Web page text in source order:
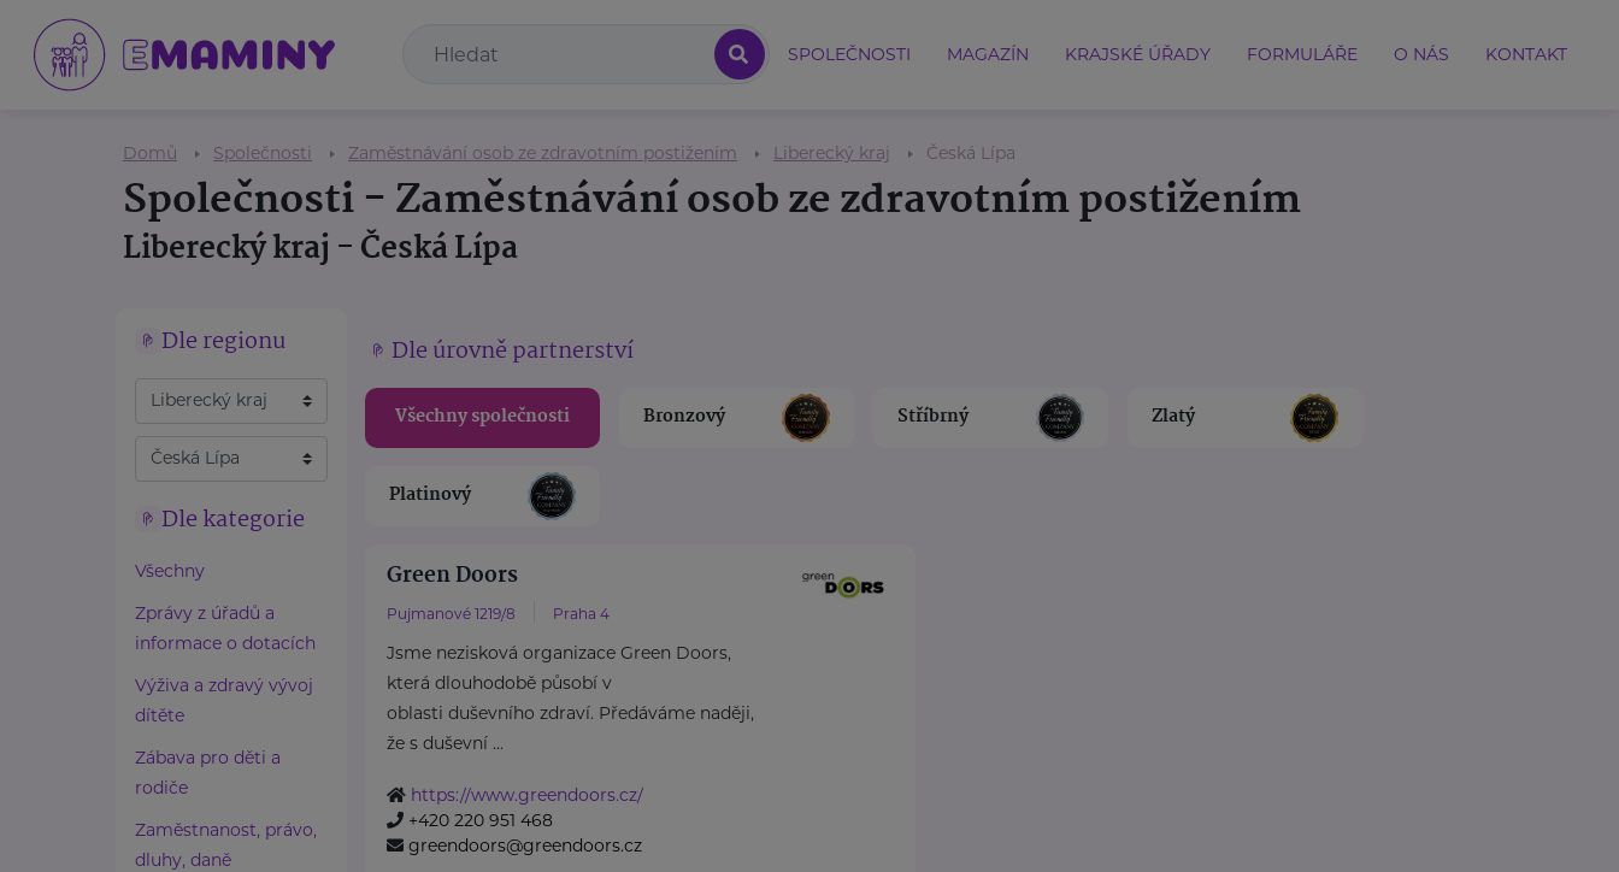
SPOLEČNOSTI MAGAZÍN KRAJSKÉ ÚŘADY FORMULÁŘE O NÁS KONTAKT
Domů Společnosti Zaměstnávání osob ze zdravotním postižením Liberecký kraj Česká Lípa
Společnosti - Zaměstnávání osob ze zdravotním postižením
Liberecký kraj - Česká Lípa
Dle regionu
Dle kategorie
Všechny
Zprávy z úřadů a
informace o dotacích
Výživa a zdravý vývoj
dítěte
Zábava pro děti a
rodiče
Zaměstnanost, právo,
dluhy, daně
Dle úrovně partnerství
Všechny společnosti Bronzový Stříbrný Zlatý
Platinový
Green Doors
Pujmanové 1219/8 Praha 4
Jsme nezisková organizace Green Doors,
která dlouhodobě působí v
oblasti duševního zdraví. Předáváme naději,
že s duševní ...
https://www.greendoors.cz/
+420 220 951 468
greendoors@greendoors.cz